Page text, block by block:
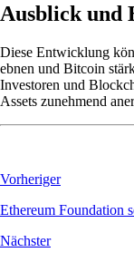
Ausblick und
Diese Entwicklung
ebnen und Bitcoin
Investoren und
Assets zunehmend
Vorheriger
Ethereum Foundation
Nächster